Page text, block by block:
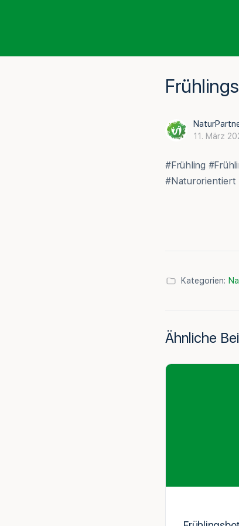
11. März
#Frühling
#Naturorientiert
Kategorien:
Ähnliche